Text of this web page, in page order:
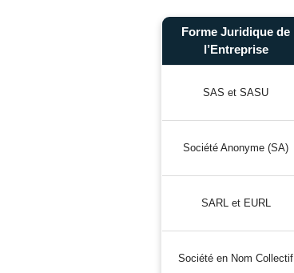
Forme Juridique de
l’Entreprise
SAS et SASU
Société Anonyme (SA)
SARL et EURL
Société en Nom Collectif